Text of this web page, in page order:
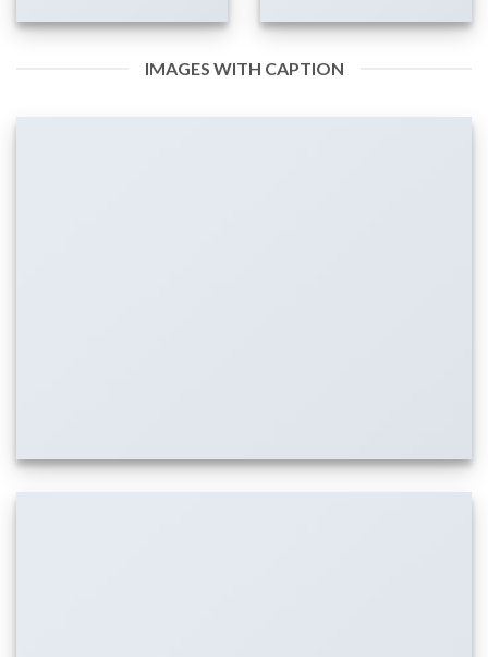
IMAGES WITH CAPTION